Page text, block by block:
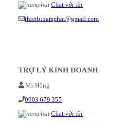
Chat với tôi
thietbinamphat@gmail.com
TRỢ LÝ KINH DOANH
Ms Hồng
0903 679 355
Chat với tôi